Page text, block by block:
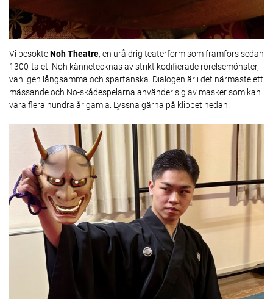
Vi besökteNoh Theatre, en uråldrig teaterform som framförs sedan
1300-talet. Noh kännetecknas av strikt kodifierade rörelsemönster,
vanligen långsamma och spartanska. Dialogen är i det närmaste ett
mässande och No-skådespelarna använder sig av masker som kan
vara flera hundra år gamla. Lyssna gärna på klippet nedan.